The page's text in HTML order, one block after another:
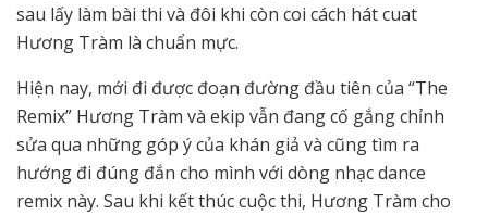
sau lấy làm bài thi và đôi khi còn coi cách hát cuat
Hương Tràm là chuẩn mực.
Hiện nay, mới đi được đoạn đường đầu tiên của “The
Remix” Hương Tràm và ekip vẫn đang cố gắng chỉnh
sửa qua những góp ý của khán giả và cũng tìm ra
hướng đi đúng đắn cho mình với dòng nhạc dance
remix này. Sau khi kết thúc cuộc thi, Hương Tràm cho